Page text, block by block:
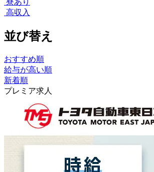
寮あり
高収入
並び替え
おすすめ順
給与が高い順
新着順
プレミア求人